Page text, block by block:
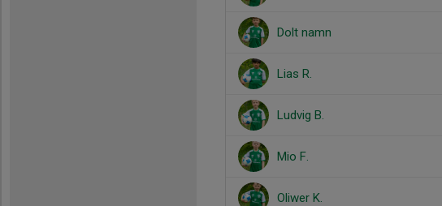
Dolt namn
Lias R.
Ludvig B.
Mio F.
Oliwer K.